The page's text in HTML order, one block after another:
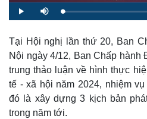
P
l
M
u
L
o
e
2
.
2
1
Tại Hội nghị lần thứ 20, Ban
Nội ngày 4/12, Ban Chấp
trung thảo luận về hình thực
tế - xã hội năm 2024, nhiệm
đó là xây dựng 3 kịch bản
trong năm tới.